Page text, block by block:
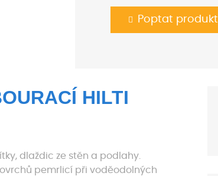
Poptat produkt
HILTI
dlaždic ze stěn a podlahy.
pemrlicí při voděodolných